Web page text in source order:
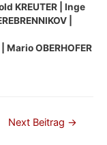
KREUTER | Inge
|
Mario OBERHOFER
Next Beitrag →